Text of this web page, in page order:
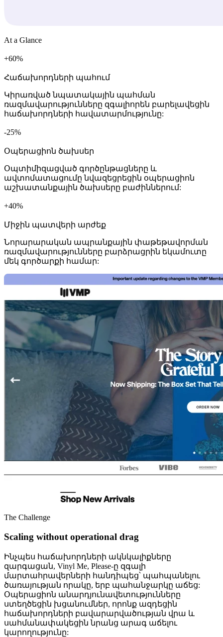
At a Glance
+ %
Հաճախորդների պահում
Կիրառված նպատակային պահման
ռազմավարությունները զգալիորեն բարելավեցին
հաճախորդների հավատարմությունը:
%
Օպերացիոն ծախսեր
Օպտիմիզացված գործընթացները և
ավտոմատացումը նվազեցրեցին օպերացիոն
աշխատանքային ծախսերը բաժիններում:
+ %
Միջին պատվերի արժեք
Նորարարական ապրանքային փաթեթավորման
ռազմավարությունները բարձրացրին եկամուտը
մեկ գործարքի համար:
The Challenge
Scaling without operational drag
Ինչպես հաճախորդների ակնկալիքները
զարգացան, Vinyl Me, Please-ը զգալի
մարտահրավերների հանդիպեց՝ պահպանելու
ծառայության որակը, երբ պահանջարկը աճեց:
Օպերացիոն անարդյունավետությունները
ստեղծեցին խցանումներ, որոնք ազդեցին
հաճախորդների բավարարվածության վրա և
սահմանափակեցին նրանց արագ աճելու
կարողությունը: